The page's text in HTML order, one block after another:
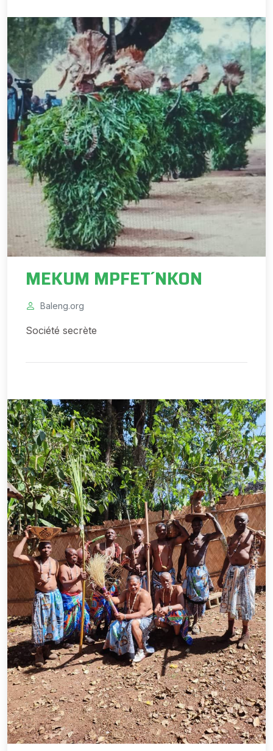
MEKUM MPFET´NKON
Baleng.org
Société secrète